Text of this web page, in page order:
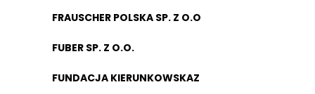
FRAUSCHER POLSKA SP. Z O.O
FUBER SP. Z O.O.
FUNDACJA KIERUNKOWSKAZ